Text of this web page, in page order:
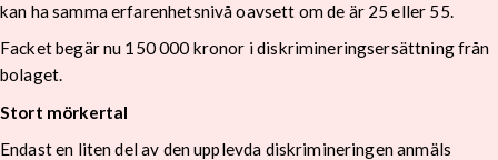
kan ha samma erfarenhetsnivå oavsett om de är 25 eller 55.
Facket begär nu 150 000 kronor i diskrimineringsersättning från
bolaget.
Stort mörkertal
Endast en liten del av den upplevda diskrimineringen anmäls